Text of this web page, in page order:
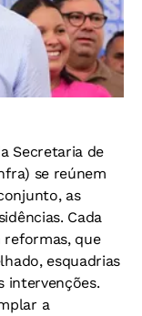
Secretaria de
se reúnem
as
Cada
reformas, que
esquadrias
intervenções.
a